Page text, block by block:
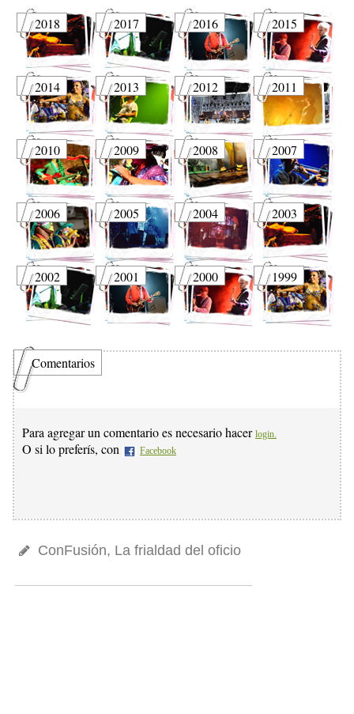
2018 2017 2016 2015
2014 2013 2012 2011
2010 2009 2008 2007
2006 2005 2004 2003
2002 2001 2000 1999
Comentarios
Para agregar un comentario es necesario hacer login.
O si lo preferís, con Facebook
ConFusión, La frialdad del oficio